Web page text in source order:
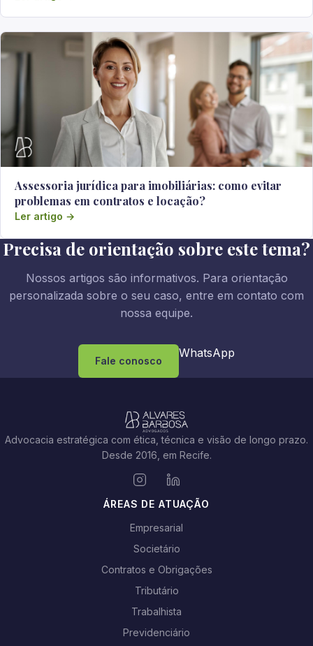
Assessoria jurídica para imobiliárias: como evitar
problemas em contratos e locação?
Ler artigo →
Precisa de orientação sobre este tema?
Nossos artigos são informativos. Para orientação
personalizada sobre o seu caso, entre em contato com
nossa equipe.
Fale conosco
WhatsApp
Advocacia estratégica com ética, técnica e visão de longo prazo.
Desde 2016, em Recife.
ÁREAS DE ATUAÇÃO
Empresarial
Societário
Contratos e Obrigações
Tributário
Trabalhista
Previdenciário